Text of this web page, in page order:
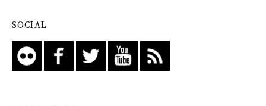
SOCIAL